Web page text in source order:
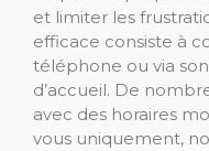
et limiter les
efficace consiste à
téléphone ou via
d’accueil. De
avec des horaires
vous uniquement,